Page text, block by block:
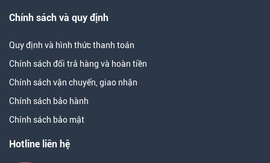
Chính sách và quy định
Quy định và hình thức thanh toán
Chính sách đổi trả hàng và hoàn tiền
Chính sách vận chuyển, giao nhận
Chính sách bảo hành
Chính sách bảo mật
Hotline liên hệ